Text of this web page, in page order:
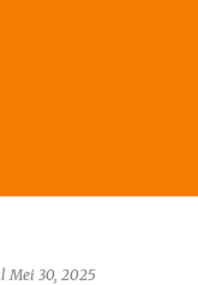
Mei 30, 2025